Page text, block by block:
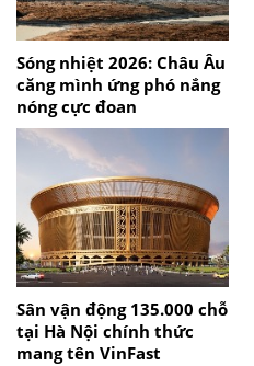
Sóng nhiệt 2026: Châu Âu
căng mình ứng phó nắng
nóng cực đoan
Sân vận động 135.000 chỗ
tại Hà Nội chính thức
mang tên VinFast